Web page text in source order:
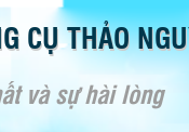
CỤ THẢO
và sự hài lòng